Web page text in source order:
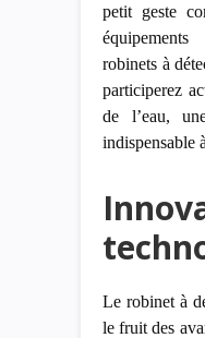
petit geste
robinets à
participerez
de l’eau,
indispensable
Le robinet à
le fruit des